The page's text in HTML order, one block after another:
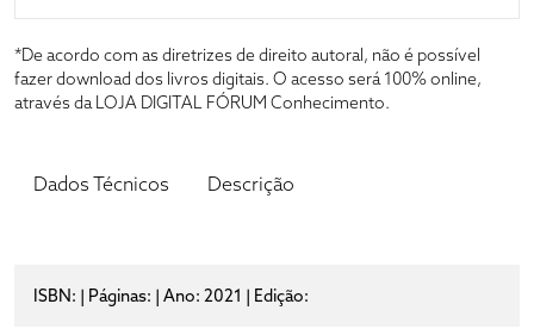
*De acordo com as diretrizes de direito autoral, não é possível
fazer download dos livros digitais. O acesso será 100% online,
através da LOJA DIGITAL FÓRUM Conhecimento.
Dados Técnicos Descrição
ISBN: | Páginas: | Ano: 2021 | Edição: